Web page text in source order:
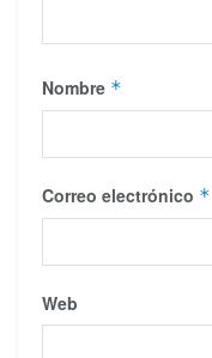
Nombre *
Correo electrónico *
Web